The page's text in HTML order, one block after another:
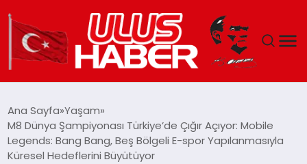
DÜNYA
Ana Sayfa Yaşam
M8 Dünya Şampiyonası Türkiye’de Çığır Açıyor: Mobile
Legends: Bang Bang, Beş Bölgeli E-spor Yapılanmasıyla
Küresel Hedeflerini Büyütüyor